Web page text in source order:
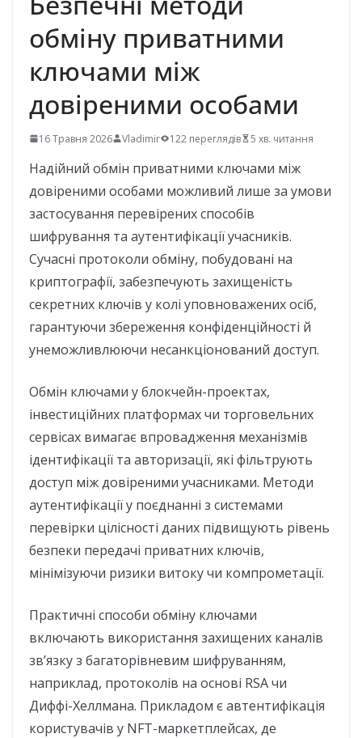
обміну приватними
ключами між
довіреними особами
16 Травня 2026 Vladimir 122 переглядів 5 хв. читання
Надійний обмін приватними ключами між
довіреними особами можливий лише за умови
застосування перевірених способів
шифрування та аутентифікації учасників.
Сучасні протоколи обміну, побудовані на
криптографії, забезпечують захищеність
секретних ключів у колі уповноважених осіб,
гарантуючи збереження конфіденційності й
унеможливлюючи несанкціонований доступ.
Обмін ключами у блокчейн-проектах,
інвестиційних платформах чи торговельних
сервісах вимагає впровадження механізмів
ідентифікації та авторизації, які фільтрують
доступ між довіреними учасниками. Методи
аутентифікації у поєднанні з системами
перевірки цілісності даних підвищують рівень
безпеки передачі приватних ключів,
мінімізуючи ризики витоку чи компрометації.
Практичні способи обміну ключами
включають використання захищених каналів
зв’язку з багаторівневим шифруванням,
наприклад, протоколів на основі RSA чи
Диффі-Хеллмана. Прикладом є автентифікація
користувачів у NFT-маркетплейсах, де